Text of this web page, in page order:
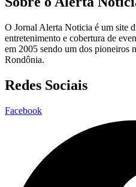
O Jornal Alerta Noticia é um site
entretenimento e cobertura de
em 2005 sendo um dos pioneiros
Rondônia.
Redes Sociais
Facebook